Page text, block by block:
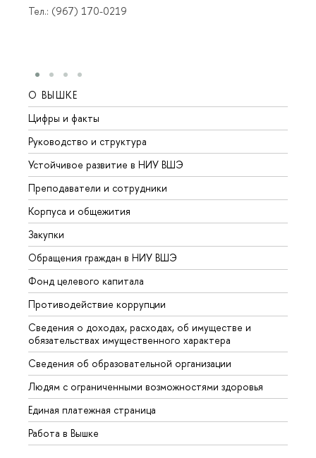
Тел.: (967) 170-0219
О ВЫШКЕ
Цифры и факты
Руководство и структура
Устойчивое развитие в НИУ ВШЭ
Преподаватели и сотрудники
Корпуса и общежития
Закупки
Обращения граждан в НИУ ВШЭ
Фонд целевого капитала
Противодействие коррупции
Сведения о доходах, расходах, об имуществе и
обязательствах имущественного характера
Сведения об образовательной организации
Людям с ограниченными возможностями здоровья
Единая платежная страница
Работа в Вышке